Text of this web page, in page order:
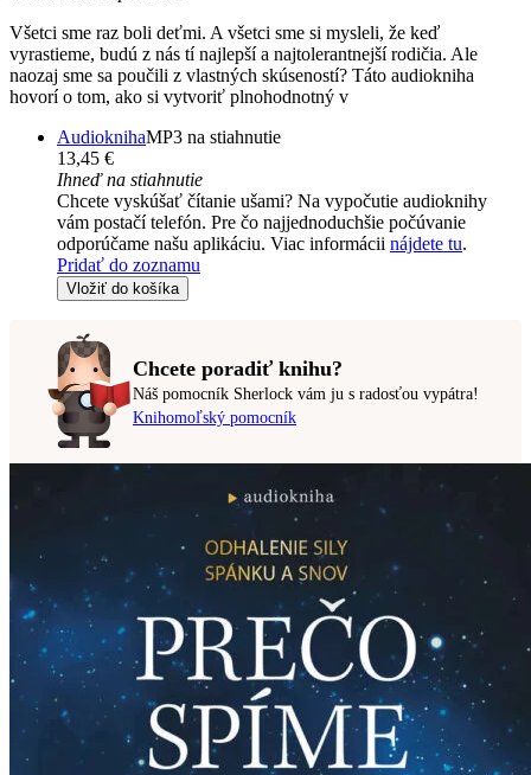
Všetci sme raz boli deťmi. A všetci sme si mysleli, že keď
vyrastieme, budú z nás tí najlepší a najtolerantnejší rodičia. Ale
naozaj sme sa poučili z vlastných skúseností? Táto audiokniha
hovorí o tom, ako si vytvoriť plnohodnotný v
AudioknihaMP3 na stiahnutie
13,45 €
Ihneď na stiahnutie
Chcete vyskúšať čítanie ušami? Na vypočutie audioknihy
vám postačí telefón. Pre čo najjednoduchšie počúvanie
odporúčame našu aplikáciu. Viac informácii nájdete tu.
Pridať do zoznamu
Vložiť do košíka
Chcete poradiť knihu?
Náš pomocník Sherlock vám ju s radosťou vypátra!
Knihomoľský pomocník